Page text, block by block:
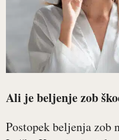
Ali je beljenje zob
Postopek beljenja zob